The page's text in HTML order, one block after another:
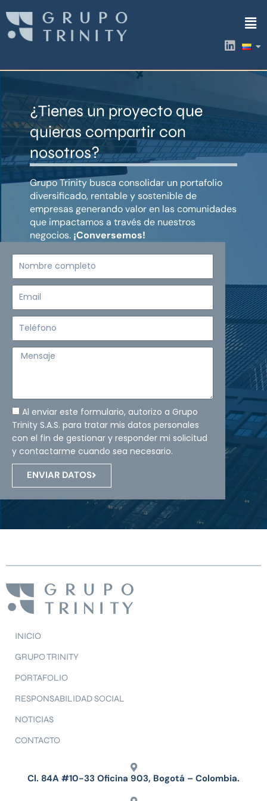
contenido
L
i
k
i
¿Tienes un proyecto que
quieras compartir con
nosotros?
Grupo Trinity busca consolidar un portafolio
diversificado, rentable y sostenible de
empresas generando valor en las comunidades
que impactamos a través de nuestros
negocios. ¡Conversemos!
Mensaje
Al enviar este formulario, autorizo a Grupo
Trinity S.A.S. para tratar mis datos personales
con el fin de gestionar y responder mi solicitud
y contactarme cuando sea necesario.
ENVIAR DATOS
INICIO
GRUPO TRINITY
PORTAFOLIO
RESPONSABILIDAD SOCIAL
NOTICIAS
CONTACTO
Cl. 84A #10-33 Oficina 903, Bogotá – Colombia.